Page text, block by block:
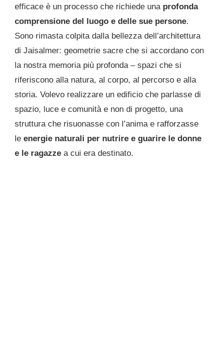
efficace è un processo che richiede una profonda
comprensione del luogo e delle sue persone.
Sono rimasta colpita dalla bellezza dell’architettura
di Jaisalmer: geometrie sacre che si accordano con
la nostra memoria più profonda – spazi che si
riferiscono alla natura, al corpo, al percorso e alla
storia. Volevo realizzare un edificio che parlasse di
spazio, luce e comunità e non di progetto, una
struttura che risuonasse con l’anima e rafforzasse
le energie naturali per nutrire e guarire le donne
e le ragazze a cui era destinato.